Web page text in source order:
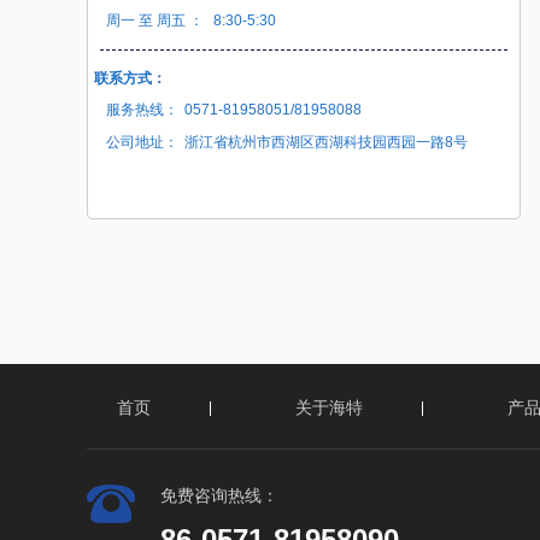
周一 至 周五 ：
8:30-5:30
联系方式：
服务热线：
0571-81958051/81958088
公司地址：
浙江省杭州市西湖区西湖科技园西园一路8号
首页 关于海特 产
免费咨询热线：